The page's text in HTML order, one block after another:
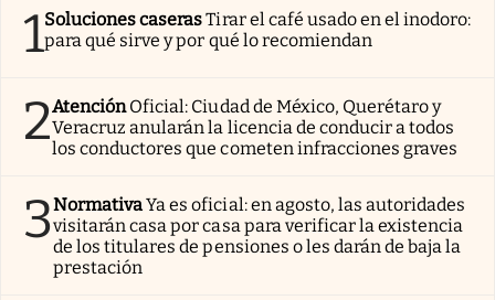
1Soluciones caserasTirar el café usado en el inodoro:
para qué sirve y por qué lo recomiendan
2AtenciónOficial: Ciudad de México, Querétaro y
Veracruz anularán la licencia de conducir a todos
los conductores que cometen infracciones graves
3NormativaYa es oficial: en agosto, las autoridades
visitarán casa por casa para verificar la existencia
de los titulares de pensiones o les darán de baja la
prestación